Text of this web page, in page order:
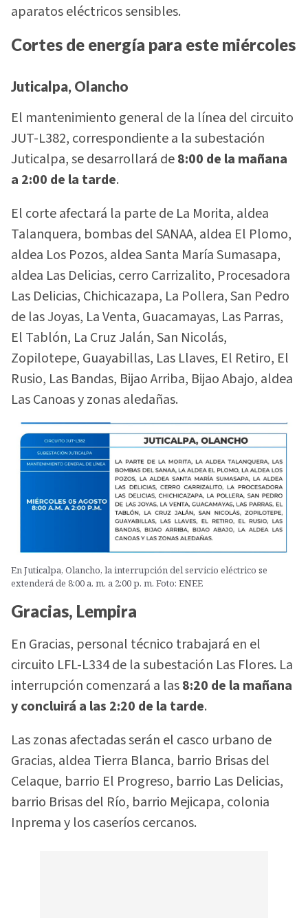
aparatos eléctricos sensibles.
Cortes de energía para este miércoles
Juticalpa, Olancho
El mantenimiento general de la línea del circuito
JUT-L382, correspondiente a la subestación
Juticalpa, se desarrollará de8:00 de la mañana
a 2:00 de la tarde.
El corte afectará la parte de La Morita, aldea
Talanquera, bombas del SANAA, aldea El Plomo,
aldea Los Pozos, aldea Santa María Sumasapa,
aldea Las Delicias, cerro Carrizalito, Procesadora
Las Delicias, Chichicazapa, La Pollera, San Pedro
de las Joyas, La Venta, Guacamayas, Las Parras,
El Tablón, La Cruz Jalán, San Nicolás,
Zopilotepe, Guayabillas, Las Llaves, El Retiro, El
Rusio, Las Bandas, Bijao Arriba, Bijao Abajo, aldea
Las Canoas y zonas aledañas.
En Juticalpa, Olancho, la interrupción del servicio eléctrico se
extenderá de 8:00 a. m. a 2:00 p. m. Foto: ENEE
Gracias, Lempira
En Gracias, personal técnico trabajará en el
circuito LFL-L334 de la subestación Las Flores. La
interrupción comenzará a las8:20 de la mañana
y concluirá a las 2:20 de la tarde.
Las zonas afectadas serán el casco urbano de
Gracias, aldea Tierra Blanca, barrio Brisas del
Celaque, barrio El Progreso, barrio Las Delicias,
barrio Brisas del Río, barrio Mejicapa, colonia
Inprema y los caseríos cercanos.